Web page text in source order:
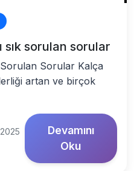
sık sorulan sorular
Sorulan Sorular Kalça
artan ve birçok
Devamını
Oku